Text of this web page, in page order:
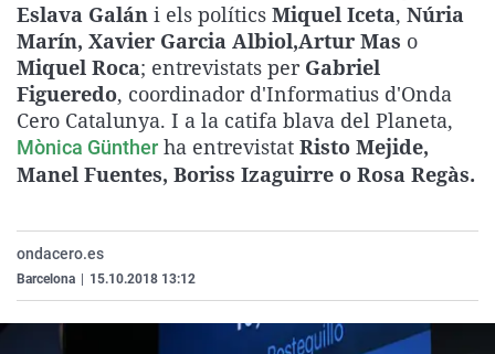
Eslava Galán i els polítics Miquel Iceta, Núria
Marín, Xavier Garcia Albiol,Artur Mas o
Miquel Roca; entrevistats per Gabriel
Figueredo, coordinador d'Informatius d'Onda
Cero Catalunya. I a la catifa blava del Planeta,
Mònica Günther ha entrevistat Risto Mejide,
Manel Fuentes, Boriss Izaguirre o Rosa Regàs.
ondacero.es
Barcelona 15.10.2018 13:12